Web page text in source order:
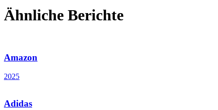
Ähnliche Berichte
Amazon
2025
Adidas